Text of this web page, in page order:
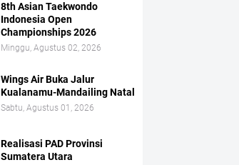
8th Asian Taekwondo
Indonesia Open
Championships 2026
Minggu, Agustus 02, 2026
Wings Air Buka Jalur
Kualanamu-Mandailing Natal
Sabtu, Agustus 01, 2026
Realisasi PAD Provinsi
Sumatera Utara